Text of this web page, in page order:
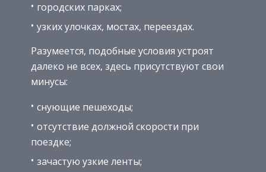
городских парках;
узких улочках, мостах, переездах.
Разумеется, подобные условия устроят
далеко не всех, здесь присутствуют свои
минусы:
снующие пешеходы;
отсутствие должной скорости при
поездке;
зачастую узкие ленты;